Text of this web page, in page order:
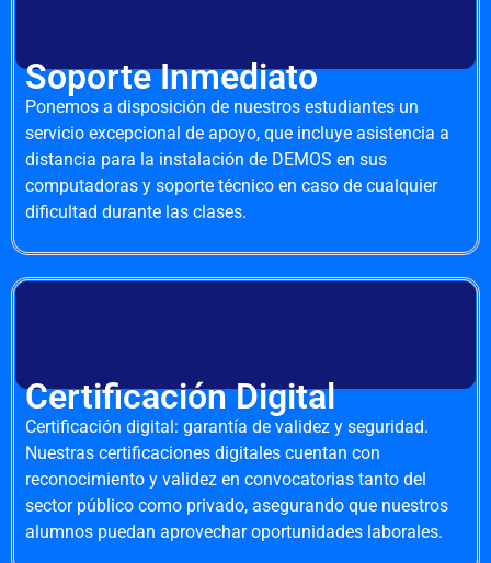
Soporte Inmediato
Ponemos a disposición de nuestros estudiantes un
servicio excepcional de apoyo, que incluye asistencia a
distancia para la instalación de DEMOS en sus
computadoras y soporte técnico en caso de cualquier
dificultad durante las clases.
Certificación Digital
Certificación digital: garantía de validez y seguridad.
Nuestras certificaciones digitales cuentan con
reconocimiento y validez en convocatorias tanto del
sector público como privado, asegurando que nuestros
alumnos puedan aprovechar oportunidades laborales.